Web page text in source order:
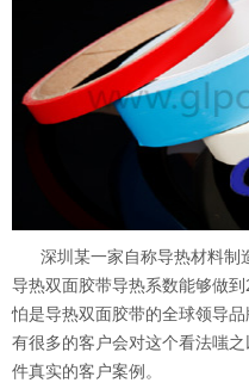
深圳某一家自称导热材料制
导热双面胶带导热系数能够做
怕是导热双面胶带的全球领导
有很多的客户会对这个看法嗤
件真实的客户案例。